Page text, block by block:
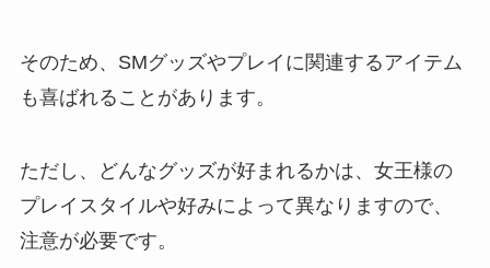
そのため、SMグッズやプレイに関連するアイテム
も喜ばれることがあります。
ただし、どんなグッズが好まれるかは、女王様の
プレイスタイルや好みによって異なりますので、
注意が必要です。